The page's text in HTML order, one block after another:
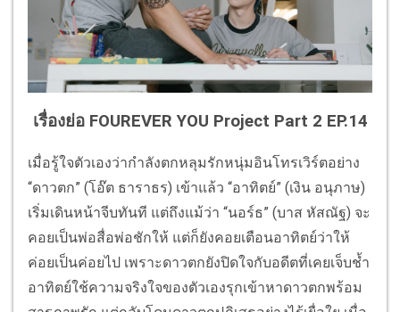
เรื่องย่อ FOUREVER YOU Project Part 2 EP.14
เมื่อรู้ใจตัวเองว่ากำลังตกหลุมรักหนุ่มอินโทรเวิร์ตอย่าง
“ดาวตก” (โอ๊ต ธาราธร) เข้าแล้ว “อาทิตย์” (เงิน อนุภาษ)
เริ่มเดินหน้าจีบทันที แต่ถึงแม้ว่า “นอร์ธ” (บาส หัสณัฐ) จะ
คอยเป็นพ่อสื่อพ่อชักให้ แต่ก็ยังคอยเตือนอาทิตย์ว่าให้
ค่อยเป็นค่อยไป เพราะดาวตกยังปิดใจกับอดีตที่เคยเจ็บช้ำ
อาทิตย์ใช้ความจริงใจของตัวเองรุกเข้าหาดาวตกพร้อม